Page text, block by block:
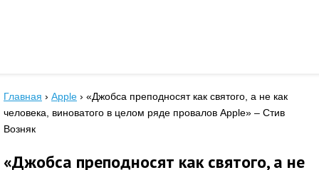
Главная › Apple › «Джобса преподносят как святого, а не как
человека, виноватого в целом ряде провалов Apple» – Стив
Возняк
«Джобса преподносят как святого, а не